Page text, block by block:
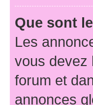
Que sont
Les
vous devez
forum et
annonces